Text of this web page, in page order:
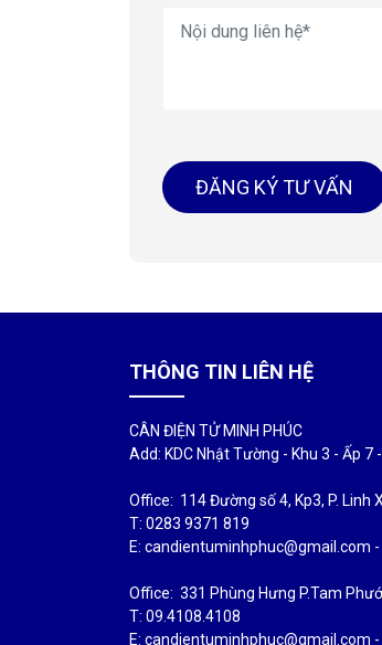
ĐĂNG KÝ TƯ VẤN
THÔNG TIN LIÊN HỆ
CÂN ĐIỆN TỬ MINH PHÚC
Add: KDC Nhật Tường - Khu 3 - Ấp
Office: 114 Đường số 4, Kp3, P. Linh
T: 0283 9371 819
E: candientuminhphuc@gmail.com
Office: 331 Phùng Hưng P.Tam
T: 09.4108.4108
E: candientuminhphuc@gmail.com